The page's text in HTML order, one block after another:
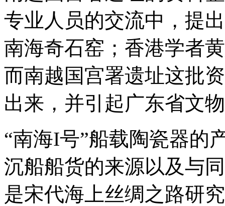
专业人员的交流中，提
南海奇石窑；香港学者
而南越国宫署遗址这批
出来，并引起广东省文
“南海I号”船载陶瓷器的
沉船船货的来源以及与
是宋代海上丝绸之路研